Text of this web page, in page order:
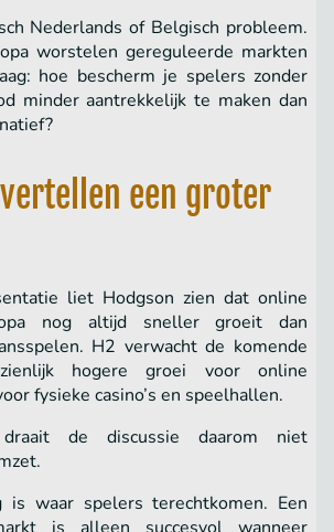
Nederlands of Belgisch probleem.
worstelen gereguleerde markten
hoe bescherm je spelers zonder
minder aantrekkelijk te maken dan
een groter
liet Hodgson zien dat online
nog altijd sneller groeit dan
H2 verwacht de komende
hogere groei voor online
fysieke casino’s en speelhallen.
de discussie daarom niet
is waar spelers terechtkomen. Een